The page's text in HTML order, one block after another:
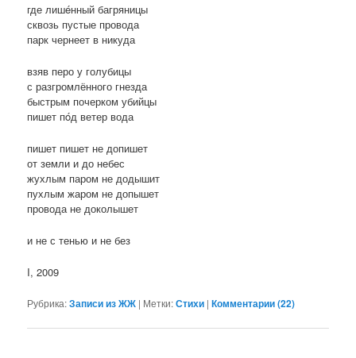
где лишéнный багряницы
сквозь пустые провода
парк чернеет в никуда
взяв перо у голубицы
с разгромлённого гнезда
быстрым почерком убийцы
пишет пóд ветер вода
пишет пишет не допишет
от земли и до небес
жухлым паром не додышит
пухлым жаром не допышет
провода не доколышет
и не с тенью и не без
I, 2009
Рубрика:Записи из ЖЖ | Метки:Стихи |Комментарии (22)